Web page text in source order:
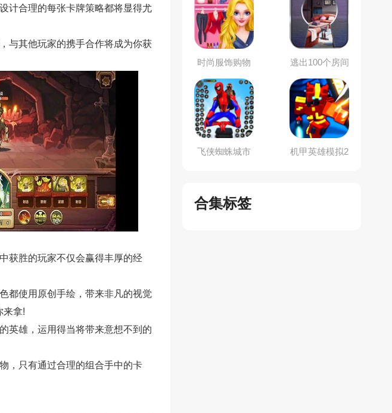
计合理的每张卡牌策略都将显得尤
与其他玩家的携手合作将成为你获
获胜的玩家不仅会赢得丰厚的经
都使用原创手绘，带来非凡的视觉
来拿!
英雄，运用得当将带来意想不到的
，只有通过合理的组合手中的卡
时尚服饰购物
狂
逃出100个房间
飞侠蜘蛛城市 机甲英雄模拟2
合集标签